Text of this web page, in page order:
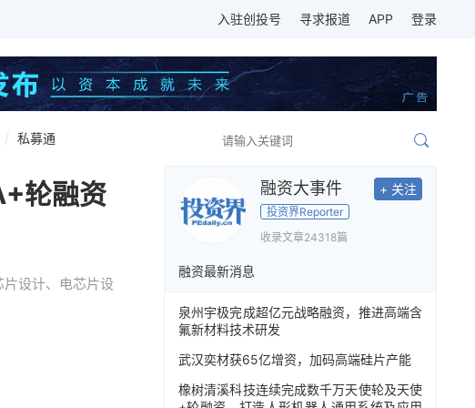
入驻创投号 寻求报道 APP 登录
私募通
轮融资
设计、电芯片设
融资大事件
投资界Reporter
24318篇
收录文章
+ 关注
融资最新消息
泉州宇极完成超亿元战略融资，推进高端含
氟新材料技术研发
武汉奕材获65亿增资，加码高端硅片产能
橡树清溪科技连续完成数千万天使轮及天使